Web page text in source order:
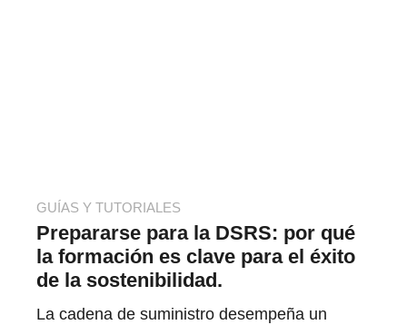
GUÍAS Y TUTORIALES
Prepararse para la DSRS: por qué
la formación es clave para el éxito
de la sostenibilidad.
La cadena de suministro desempeña un